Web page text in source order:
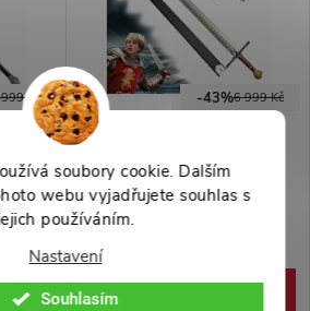
soubory cookie. Dalším
webu vyjadřujete souhlas s
používáním.
Nastavení
Souhlasím
Kč 6 999 Kč
-43%
Meč krále Petra "PETER'S
SWORD" - Letopisy Narnie
3 999 Kč